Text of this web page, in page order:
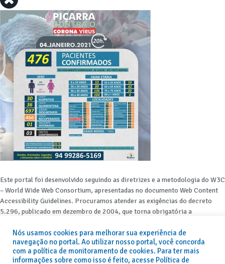
Nós usamos cookies para melhorar sua experiência de
navegação no portal. Ao utilizar nosso portal, você concorda
com a política de monitoramento de cookies. Para ter mais
informações sobre como isso é feito, acesse Política de
Este portal foi desenvolvido seguindo as diretrizes e a metodologia do W3C
– World Wide Web Consortium, apresentadas no documento Web Content
Accessibility Guidelines. Procuramos atender as exigências do decreto
5.296, publicado em dezembro de 2004, que torna obrigatória a
rede mundial de computadores para o uso das pessoas com necessidades
especiais, garantindo-lhes o pleno acesso aos conteúdos disponíveis.